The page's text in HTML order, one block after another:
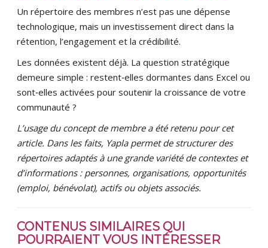
Un répertoire des membres n’est pas une dépense
technologique, mais un investissement direct dans la
rétention, l’engagement et la crédibilité.
Les données existent déjà. La question stratégique
demeure simple : restent‑elles dormantes dans Excel ou
sont‑elles activées pour soutenir la croissance de votre
communauté ?
L’usage du concept de membre a été retenu pour cet
article. Dans les faits, Yapla permet de structurer des
répertoires adaptés à une grande variété de contextes et
d’informations : personnes, organisations, opportunités
(emploi, bénévolat), actifs ou objets associés.
CONTENUS SIMILAIRES QUI
POURRAIENT VOUS INTÉRESSER